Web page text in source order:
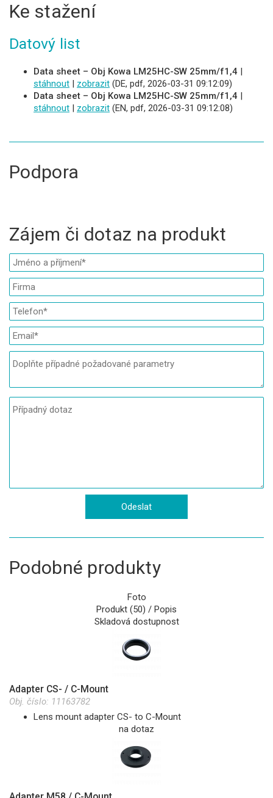
Ke stažení
Datový list
Data sheet – Obj Kowa LM25HC-SW 25mm/f1,4 |
stáhnout | zobrazit (DE, pdf, 2026-03-31 09:12:09)
Data sheet – Obj Kowa LM25HC-SW 25mm/f1,4 |
stáhnout | zobrazit (EN, pdf, 2026-03-31 09:12:08)
Podpora
Zájem či dotaz na produkt
Podobné produkty
Foto
Produkt (50) / Popis
Skladová dostupnost
Adapter CS- / C-Mount
Obj. číslo: 11163782
Lens mount adapter CS- to C-Mount
na dotaz